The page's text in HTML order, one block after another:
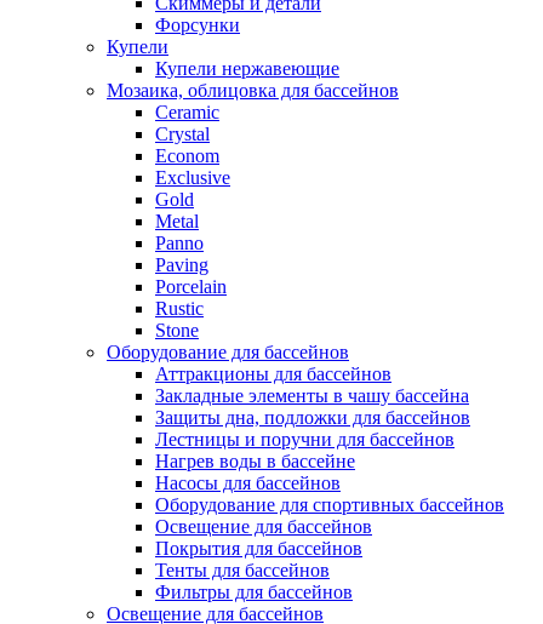
Форсунки
Купели
Купели нержавеющие
Мозаика, облицовка для бассейнов
Ceramic
Crystal
Econom
Exclusive
Gold
Metal
Panno
Paving
Porcelain
Rustic
Stone
Оборудование для бассейнов
Аттракционы для бассейнов
Закладные элементы в чашу бассейна
Защиты дна, подложки для бассейнов
Лестницы и поручни для бассейнов
Нагрев воды в бассейне
Насосы для бассейнов
Оборудование для спортивных бассейнов
Освещение для бассейнов
Покрытия для бассейнов
Тенты для бассейнов
Фильтры для бассейнов
Освещение для бассейнов